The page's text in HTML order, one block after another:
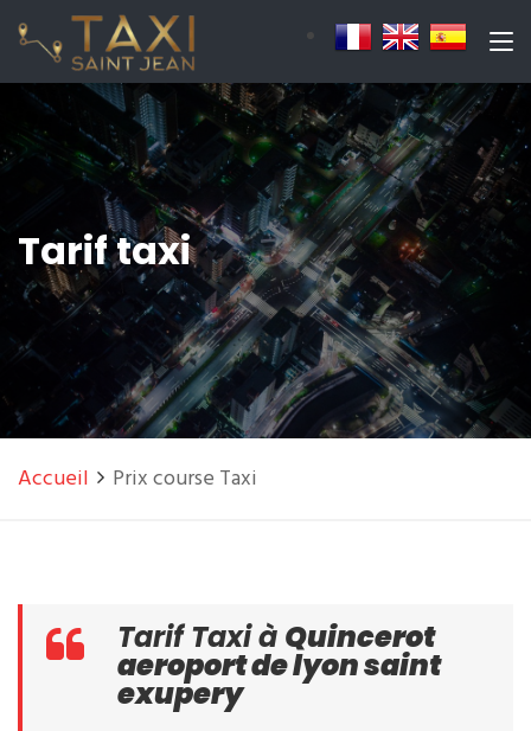
Tarif taxi
Accueil Prix course Taxi
Tarif Taxi à Quincerot
aeroport de lyon saint
exupery